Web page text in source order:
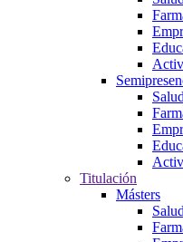
Titulación
Másters